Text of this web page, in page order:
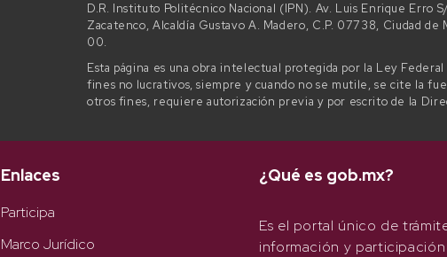
D.R. Instituto Politécnico Nacional (IPN). Av. Luis Enrique Erro
Zacatenco, Alcaldía Gustavo A. Madero, C.P. 07738, Ciudad
00.
Esta página es una obra intelectual protegida por la Ley
fines no lucrativos, siempre y cuando no se mutile, se cite la
otros fines, requiere autorización previa y por escrito de la
Enlaces
Participa
Marco Jurídico
¿Qué es gob.mx?
Es el portal único de
información y participación